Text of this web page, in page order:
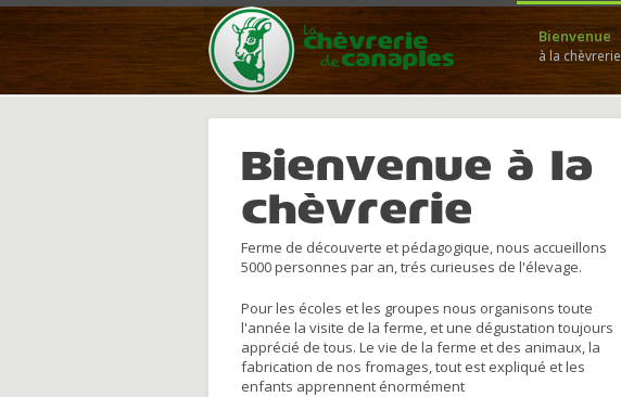
Bienvenue
à la chèvrerie
Bienvenue à la
chèvrerie
Ferme de découverte et pédagogique, nous accueillons
5000 personnes par an, trés curieuses de l'élevage.
Pour les écoles et les groupes nous organisons toute
l'année la visite de la ferme, et une dégustation toujours
apprécié de tous. Le vie de la ferme et des animaux, la
fabrication de nos fromages, tout est expliqué et les
enfants apprennent énormément